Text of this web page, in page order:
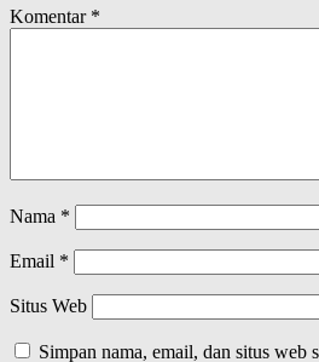
Komentar *
Nama *
Email *
Situs Web
Simpan nama, email, dan situs web